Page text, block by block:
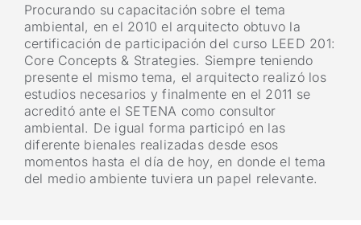
Procurando su capacitación sobre el tema
ambiental, en el 2010 el arquitecto obtuvo la
certificación de participación del curso LEED 201:
Core Concepts & Strategies. Siempre teniendo
presente el mismo tema, el arquitecto realizó los
estudios necesarios y finalmente en el 2011 se
acreditó ante el SETENA como consultor
ambiental. De igual forma participó en las
diferente bienales realizadas desde esos
momentos hasta el día de hoy, en donde el tema
del medio ambiente tuviera un papel relevante.